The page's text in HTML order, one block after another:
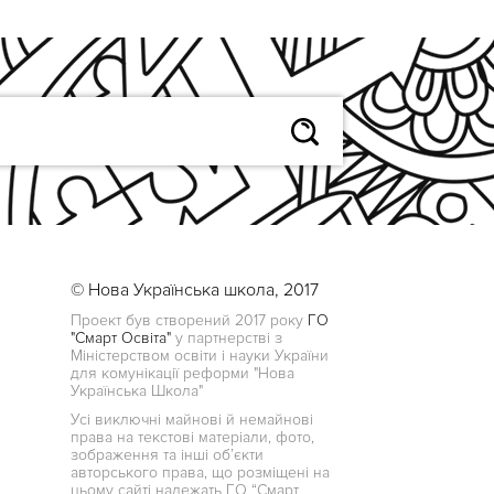
© Нова Українська школа, 2017
Проект був створений 2017 року ГО
"Смарт Освіта" у партнерстві з
Міністерством освіти і науки України
для комунікації реформи "Нова
Українська Школа"
Усі виключні майнові й немайнові
права на текстові матеріали, фото,
зображення та інші об’єкти
авторського права, що розміщені на
цьому сайті належать ГО “Смарт